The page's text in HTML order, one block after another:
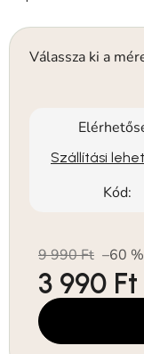
Válassza ki a
Szállítási
Kód:
9 990 Ft –60 %
3 990 Ft
Egységár: